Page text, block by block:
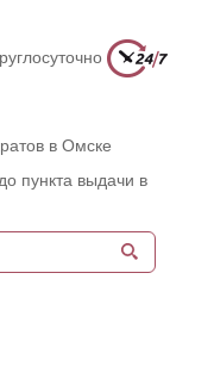
в Омске
пункта выдачи в